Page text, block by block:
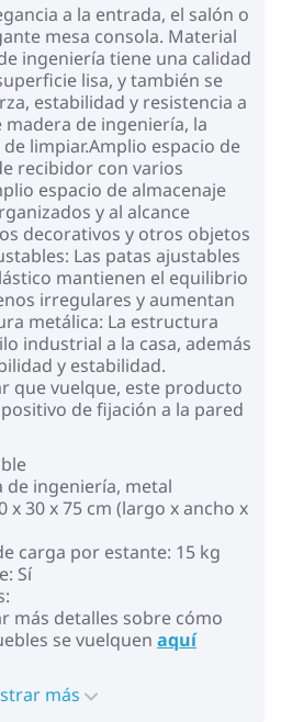
a la entrada, el salón o
mesa consola. Material
ingeniería tiene una calidad
lisa, y también se
estabilidad y resistencia a
de ingeniería, la
limpiar.Amplio espacio de
recibidor con varios
espacio de almacenaje
y al alcance
decorativos y otros objetos
Las patas ajustables
mantienen el equilibrio
irregulares y aumentan
metálica: La estructura
industrial a la casa, además
y estabilidad.
que vuelque, este producto
de fijación a la pared
de ingeniería, metal
x 30 x 75 cm (largo x ancho x
carga por estante: 15 kg
Sí
más detalles sobre cómo
se vuelquen aquí
más